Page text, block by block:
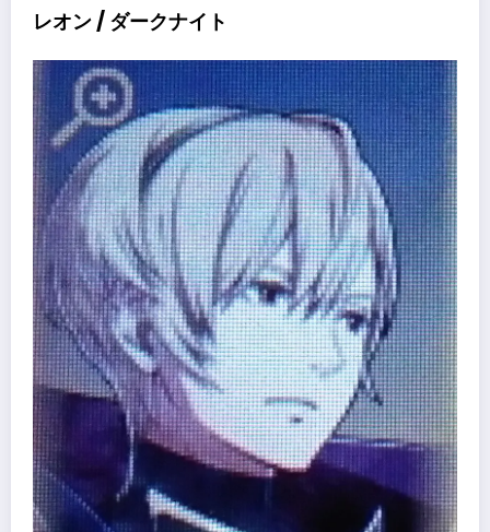
レオン / ダークナイト